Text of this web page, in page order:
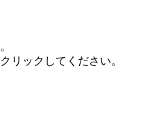
リックしてください。